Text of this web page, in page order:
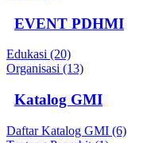
EVENT PDHMI
Edukasi (20)
Organisasi (13)
Katalog GMI
Daftar Katalog GMI (6)